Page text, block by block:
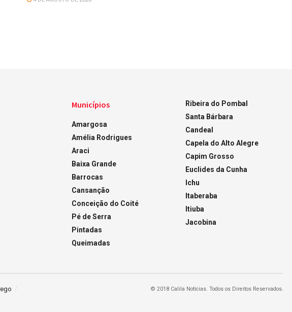
Municípios
Amargosa
Amélia Rodrigues
Araci
Baixa Grande
Barrocas
Cansanção
Conceição do Coité
Pé de Serra
Pintadas
Queimadas
Ribeira do Pombal
Santa Bárbara
Candeal
Capela do Alto Alegre
Capim Grosso
Euclides da Cunha
Ichu
Itaberaba
Itiuba
Jacobina
© 2018 Calila Notícias. Todos os Direitos Reservados.